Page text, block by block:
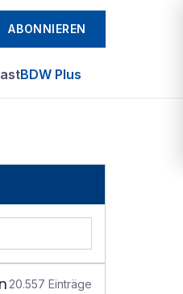
ABONNIEREN
BDW Plus
20.557 Einträge